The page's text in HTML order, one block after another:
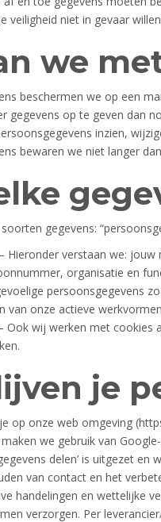
veiligheid niet in gevaar
we
beschermen we op een
gegevens op te geven dan
inzien,
bewaren we niet langer
gegevens:
– Hieronder verstaan we: jouw
organisatie en
persoonsgegevens
van onze actieve
Ook wij werken met cookies
je
op onze web omgeving
we gebruik van
delen’ is uitgezet
van contact en het
handelingen en wettelijke
verzorgen. Per